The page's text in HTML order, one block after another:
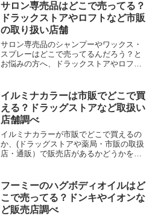
サロン専売品はどこで売ってる？
ドラックストアやロフトなど市販
の取り扱い店舗
サロン専売品のシャンプーやワックス・
スプレーはどこで売ってるんだろう？と
お悩みの方へ、ドラックストアやロフト
イルミナカラーは市販でどこで買
える？ドラッグストアなど取扱い
店舗調べ
イルミナカラーが市販でどこで買えるの
か、(ドラッグストアや薬局・市販の取扱
店・通販）で販売店があるかどうかを調
フーミーのハグボディオイルはど
こで売ってる？ドンキやイオンな
ど販売店調べ